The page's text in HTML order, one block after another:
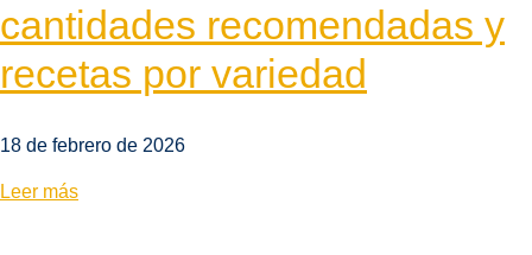
cantidades recomendadas y
recetas por variedad
18 de febrero de 2026
Leer más